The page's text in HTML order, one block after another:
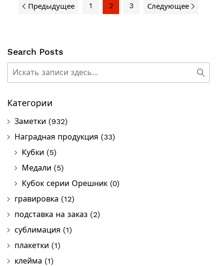
Предыдущее 1 2 3 Следующее
Search Posts
Поиск
Категории
Заметки (932)
Наградная продукция (33)
Кубки (5)
Медали (5)
Кубок серии Орешник (0)
гравировка (12)
подставка на заказ (2)
сублимация (1)
плакетки (1)
клейма (1)